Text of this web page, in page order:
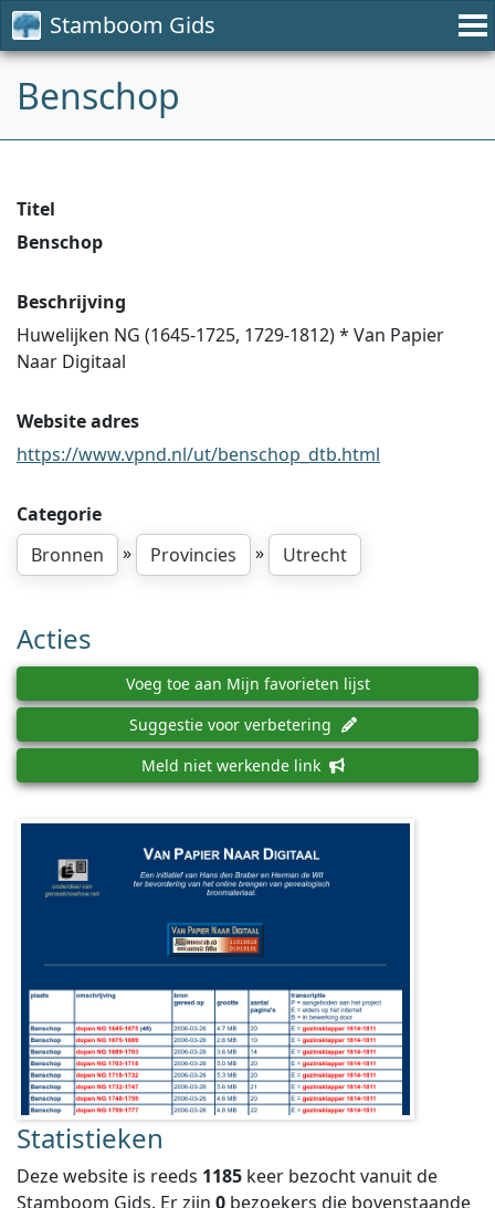
Stamboom Gids
Benschop
Titel
Benschop
Beschrijving
Huwelijken NG (1645-1725, 1729-1812) * Van Papier
Naar Digitaal
Website adres
https://www.vpnd.nl/ut/benschop_dtb.html
Categorie
Bronnen
» Provincies » Utrecht
Acties
Voeg toe aan Mijn favorieten lijst
Suggestie voor verbetering
Meld niet werkende link
Statistieken
Deze website is reeds 1185 keer bezocht vanuit de
Stamboom Gids. Er zijn 0 bezoekers die bovenstaande